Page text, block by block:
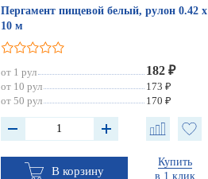
Пергамент пищевой белый, рулон 0.42 х
10 м
от 1 рул 182 ₽
от 10 рул
173 ₽
от 50 рул
170 ₽
В корзину
Купить
в 1 клик